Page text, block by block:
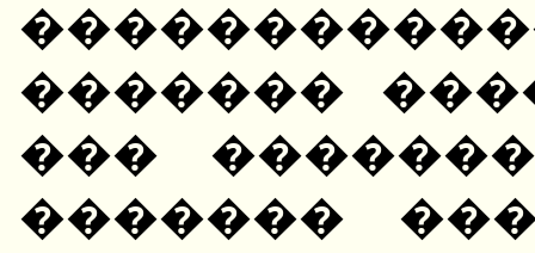
�������
���
�������